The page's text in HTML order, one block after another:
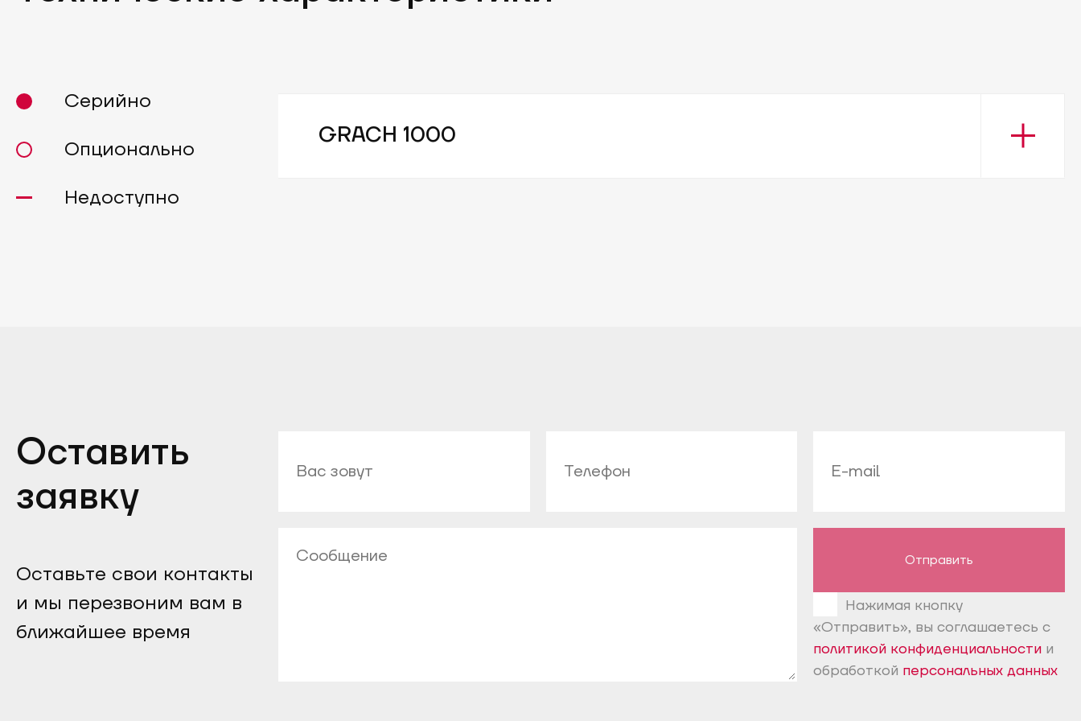
Серийно
Опционально
Недоступно
GRACH 1000
Оставить
заявку
Оставьте свои контакты
и мы перезвоним вам в
ближайшее время
Отправить
Нажимая кнопку
«Отправить», вы соглашаетесь с
политикой конфиденциальности и
обработкой персональных данных